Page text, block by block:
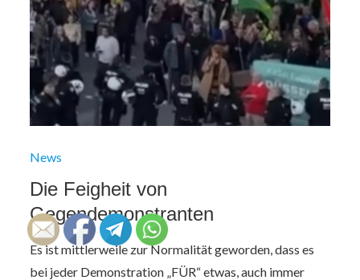
News
Die Feigheit von
Gegendemonstranten
Es ist mittlerweile zur Normalität geworden, dass es
bei jeder Demonstration „FÜR“ etwas, auch immer